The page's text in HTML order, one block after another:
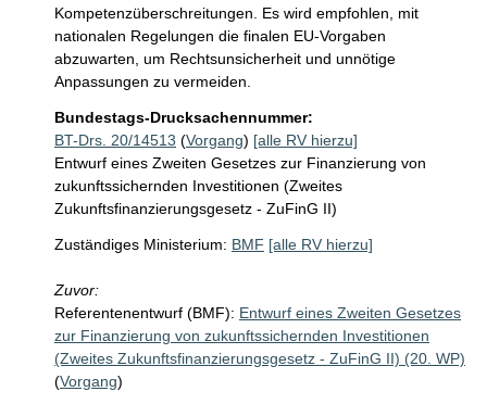
Kompetenzüberschreitungen. Es wird empfohlen, mit
nationalen Regelungen die finalen EU-Vorgaben
abzuwarten, um Rechtsunsicherheit und unnötige
Anpassungen zu vermeiden.
Bundestags-Drucksachennummer:
BT-Drs. 20/14513 (Vorgang) [alle RV hierzu]
Entwurf eines Zweiten Gesetzes zur Finanzierung von
zukunftssichernden Investitionen (Zweites
Zukunftsfinanzierungsgesetz - ZuFinG II)
Zuständiges Ministerium: BMF [alle RV hierzu]
Zuvor:
Referentenentwurf (BMF): Entwurf eines Zweiten Gesetzes
zur Finanzierung von zukunftssichernden Investitionen
(Zweites Zukunftsfinanzierungsgesetz - ZuFinG II) (20. WP)
(Vorgang)